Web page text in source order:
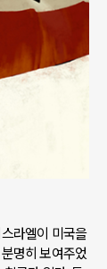
라엘이 미국을
명히 보여주었